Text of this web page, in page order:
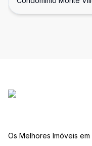
Os Melhores Imóveis em